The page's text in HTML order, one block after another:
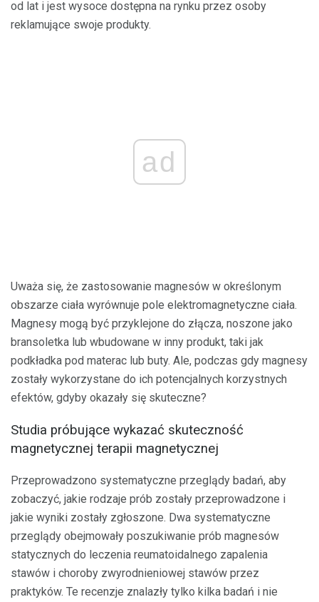
od lat i jest wysoce dostępna na rynku przez osoby
reklamujące swoje produkty.
ad
Uważa się, że zastosowanie magnesów w określonym
obszarze ciała wyrównuje pole elektromagnetyczne ciała.
Magnesy mogą być przyklejone do złącza, noszone jako
bransoletka lub wbudowane w inny produkt, taki jak
podkładka pod materac lub buty. Ale, podczas gdy magnesy
zostały wykorzystane do ich potencjalnych korzystnych
efektów, gdyby okazały się skuteczne?
Studia próbujące wykazać skuteczność
magnetycznej terapii magnetycznej
Przeprowadzono systematyczne przeglądy badań, aby
zobaczyć, jakie rodzaje prób zostały przeprowadzone i
jakie wyniki zostały zgłoszone. Dwa systematyczne
przeglądy obejmowały poszukiwanie prób magnesów
statycznych do leczenia reumatoidalnego zapalenia
stawów i choroby zwyrodnieniowej stawów przez
praktyków. Te recenzje znalazły tylko kilka badań i nie